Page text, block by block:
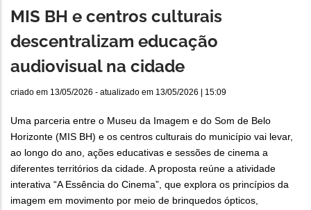
MIS BH e centros culturais
descentralizam educação
audiovisual na cidade
criado em 13/05/2026 - atualizado em 13/05/2026 | 15:09
Uma parceria entre o Museu da Imagem e do Som de Belo
Horizonte (MIS BH) e os centros culturais do município vai levar,
ao longo do ano, ações educativas e sessões de cinema a
diferentes territórios da cidade. A proposta reúne a atividade
interativa “A Essência do Cinema”, que explora os princípios da
imagem em movimento por meio de brinquedos ópticos,